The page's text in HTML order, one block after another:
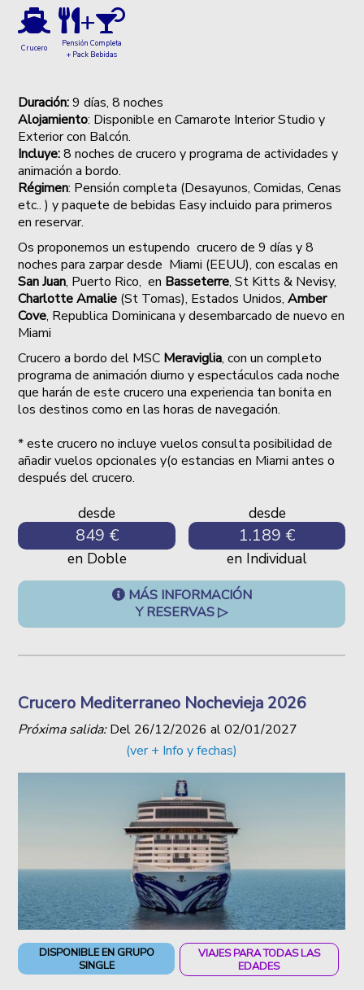
Crucero
+
Pensión Completa
+ Pack Bebidas
Duración:9 días, 8 noches
Alojamiento: Disponible en Camarote Interior Studio y
Exterior con Balcón.
Incluye:8 noches de crucero y programa de actividades y
animación a bordo.
Régimen: Pensión completa (Desayunos, Comidas, Cenas
etc.. ) y paquete de bebidas Easy incluido para primeros
en reservar.
Os proponemos un estupendo crucero de 9 días y 8
noches para zarpar desde Miami (EEUU), con escalas en
San Juan, Puerto Rico, en Basseterre, St Kitts & Nevisy,
Charlotte Amalie (St Tomas), Estados Unidos,Amber
Cove, Republica Dominicana y desembarcado de nuevo en
Miami
Crucero a bordo del MSC Meraviglia, con un completo
programa de animación diurno y espectáculos cada noche
que harán de este crucero una experiencia tan bonita en
los destinos como en las horas de navegación.
* este crucero no incluye vuelos consulta posibilidad de
añadir vuelos opcionales y(o estancias en Miami antes o
después del crucero.
desde
849 €
en Doble
desde
1.189 €
en Individual
MÁS INFORMACIÓN
Y RESERVAS ▷
Crucero Mediterraneo Nochevieja 2026
Próxima salida:Del 26/12/2026 al02/01/2027
(ver + Info y fechas)
DISPONIBLE EN GRUPO
SINGLE
VIAJES PARA TODAS LAS
EDADES